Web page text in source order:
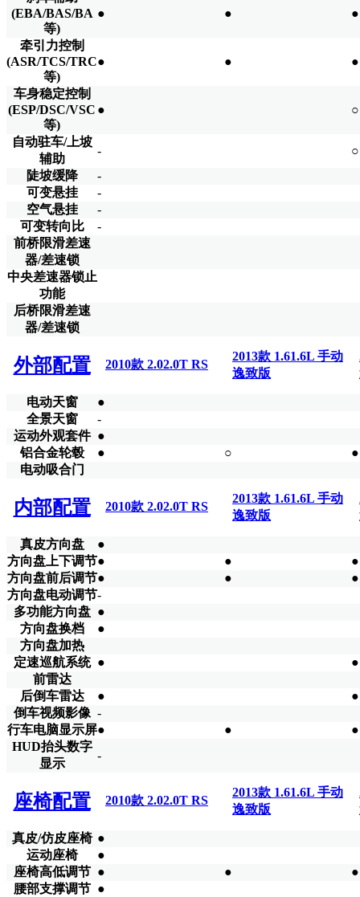
(EBA/BAS/BA
等)
● ● ●
牵引力控制
(ASR/TCS/TRC
等)
● ● ●
车身稳定控制
(ESP/DSC/VSC
等)
● ○
自动驻车/上坡
辅助
-
○
陡坡缓降
-
可变悬挂
-
空气悬挂
-
可变转向比
-
前桥限滑差速
器/差速锁
中央差速器锁止
功能
后桥限滑差速
器/差速锁
外部配置 2010款 2.02.0T RS
2013款 1.61.6L 手动
逸致版
电动天窗
●
全景天窗
-
运动外观套件 ●
铝合金轮毂
● ○
●
电动吸合门
内部配置 2010款 2.02.0T RS
2013款 1.61.6L 手动
逸致版
真皮方向盘
●
方向盘上下调节● ●
●
方向盘前后调节● ●
●
方向盘电动调节-
多功能方向盘 ●
方向盘换档
●
方向盘加热
定速巡航系统 ●
●
前雷达
后倒车雷达
●
●
倒车视频影像 -
行车电脑显示屏● ●
●
HUD抬头数字
显示
-
座椅配置 2010款 2.02.0T RS
2013款 1.61.6L 手动
逸致版
真皮/仿皮座椅 ●
运动座椅
●
座椅高低调节 ● ●
●
腰部支撑调节 ●